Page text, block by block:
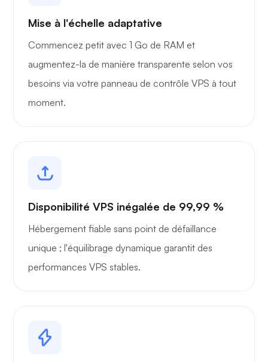
Mise à l'échelle adaptative
Commencez petit avec 1 Go de RAM et
augmentez-la de manière transparente selon vos
besoins via votre panneau de contrôle VPS à tout
moment.
Disponibilité VPS inégalée de 99,99 %
Hébergement fiable sans point de défaillance
unique ; l'équilibrage dynamique garantit des
performances VPS stables.